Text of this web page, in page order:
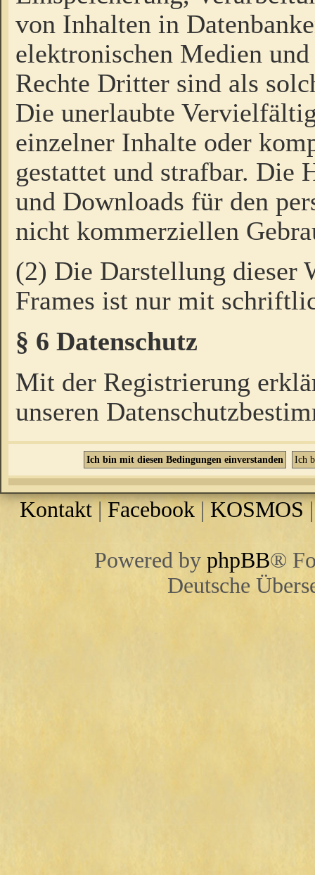
von Inhalten in
elektronischen Medien
Rechte Dritter sind als
Die unerlaubte
einzelner Inhalte oder
gestattet und strafbar. Die
und Downloads für den
nicht kommerziellen
(2) Die Darstellung dieser
Frames ist nur mit
§ 6 Datenschutz
Mit der Registrierung
unseren
Kontakt |Facebook | KOSMOS
Powered by phpBB®
Deutsche